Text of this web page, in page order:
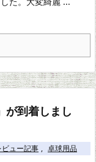
が到着しまし
ビュー記事 , 卓球用品